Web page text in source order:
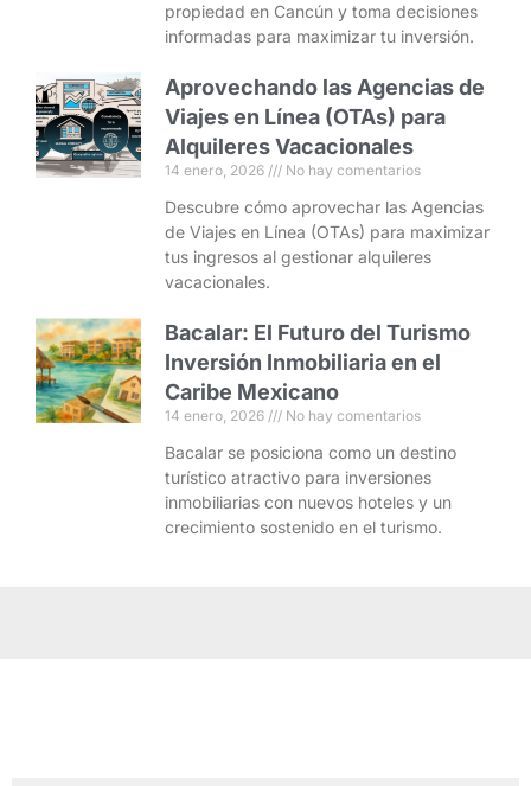
propiedad en Cancún y toma decisiones
informadas para maximizar tu inversión.
Aprovechando las Agencias de
Viajes en Línea (OTAs) para
Alquileres Vacacionales
14 enero, 2026 No hay comentarios
Descubre cómo aprovechar las Agencias
de Viajes en Línea (OTAs) para maximizar
tus ingresos al gestionar alquileres
vacacionales.
Bacalar: El Futuro del Turismo
Inversión Inmobiliaria en el
Caribe Mexicano
14 enero, 2026 No hay comentarios
Bacalar se posiciona como un destino
turístico atractivo para inversiones
inmobiliarias con nuevos hoteles y un
crecimiento sostenido en el turismo.